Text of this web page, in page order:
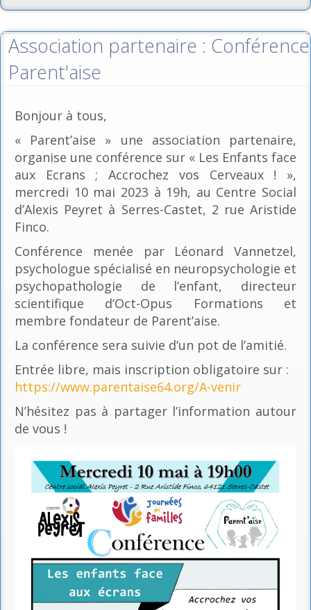
Association partenaire : Conférence
Parent'aise
Bonjour à tous,
« Parent’aise » une association partenaire,
organise une conférence sur « Les Enfants face
aux Ecrans ; Accrochez vos Cerveaux ! »,
mercredi 10 mai 2023 à 19h, au Centre Social
d’Alexis Peyret à Serres-Castet, 2 rue Aristide
Finco.
Conférence menée par Léonard Vannetzel,
psychologue spécialisé en neuropsychologie et
psychopathologie de l’enfant, directeur
scientifique d’Oct-Opus Formations et
membre fondateur de Parent’aise.
La conférence sera suivie d’un pot de l’amitié.
Entrée libre, mais inscription obligatoire sur :
https://www.parentaise64.org/A-venir
N’hésitez pas à partager l’information autour
de vous !